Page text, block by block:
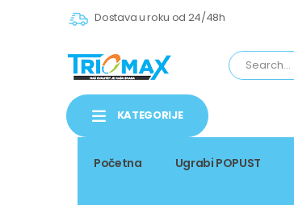
Dostava u roku od 24/48h
KATEGORIJE
Početna Ugrabi POPUST